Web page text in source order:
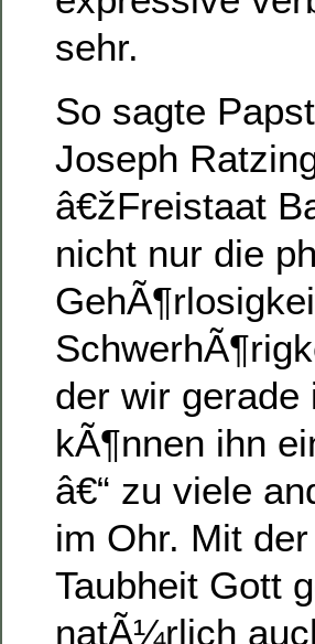
sehr.
So sagte
Joseph
â€žFreistaat
nicht nur die
der wir
kÃ¶nnen ihn
â€“ zu viele
im Ohr. Mit
Taubheit Gott
natÃ¼rlich